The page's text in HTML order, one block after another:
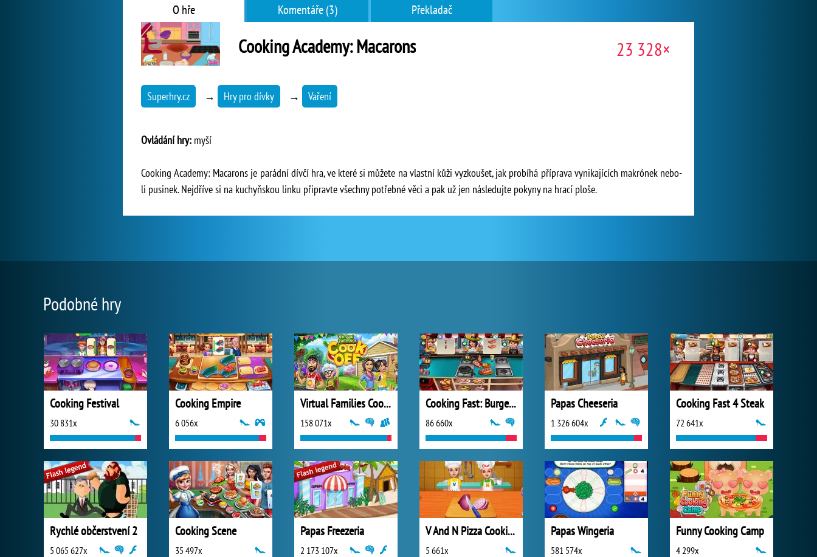
O hře Komentáře (3) Překladač
Cooking Academy: Macarons 23 328×
Superhry.cz → Hry pro dívky → Vaření
Ovládání hry: myší
Cooking Academy: Macarons je parádní dívčí hra, ve které si můžete na vlastní kůži vyzkoušet, jak probíhá příprava vynikajících makrónek nebo-
li pusinek. Nejdříve si na kuchyňskou linku připravte všechny potřebné věci a pak už jen následujte pokyny na hrací ploše.
Podobné hry
Cooking Festival
30 831x
Cooking Empire
6 056x
Virtual Families Cook Off
158 071x
Cooking Fast: Burger and Hotdog
86 660x
Papas Cheeseria
1 326 604x
Cooking Fast 4 Steak
72 641x
Rychlé občerstvení 2
5 065 627x
Cooking Scene
35 497x
Papas Freezeria
2 173 107x
V And N Pizza Cooking Game
5 661x
Papas Wingeria
581 574x
Funny Cooking Camp
4 299x